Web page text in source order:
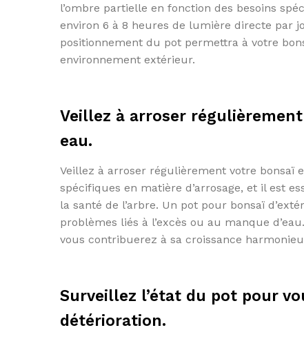
l’ombre partielle en fonction des besoins
environ 6 à 8 heures de lumière directe par
positionnement du pot permettra à votre
environnement extérieur.
Veillez à arroser
eau.
Veillez à arroser régulièrement votre bonsaï
spécifiques en matière d’arrosage, et il est
la santé de l’arbre. Un pot pour bonsaï
problèmes liés à l’excès ou au manque
vous contribuerez à sa croissance
Surveillez l’état du pot pour
détérioration.